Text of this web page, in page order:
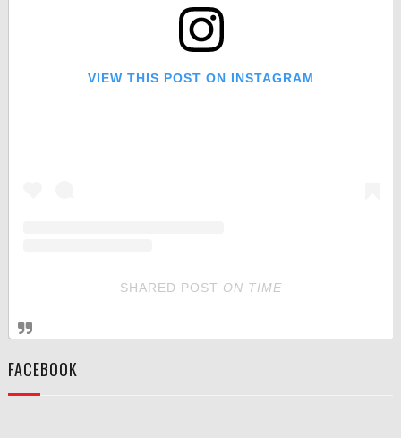
VIEW THIS POST ON INSTAGRAM
SHARED POST ON TIME
FACEBOOK